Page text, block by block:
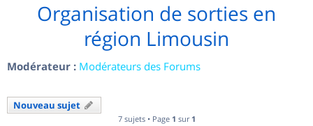
Organisation de sorties en
région Limousin
Modérateur : Modérateurs des Forums
Nouveau sujet
7 sujets • Page 1 sur 1